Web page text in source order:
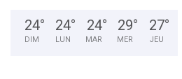
24°
DIM
24°
LUN
24°
MAR
29°
MER
27°
JEU